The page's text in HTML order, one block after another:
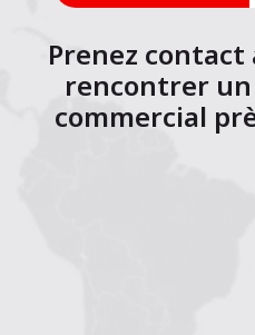
Prenez
rencontrer
commercial